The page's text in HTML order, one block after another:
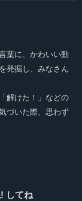
葉に、かわいい動
発掘し、みなさん
解けた！」などの
づいた際、思わず
してね